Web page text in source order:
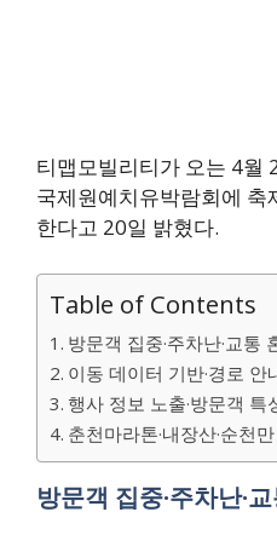
티맵모빌리티가 오는 4월
국제원예치유박람회에 축
한다고 20일 밝혔다.
Table of Contents
방문객 집중·주차난·교통
이동 데이터 기반·경로 안
행사 정보 노출·방문객 특
춘천마라톤·내장산·순천
방문객 집중·주차난·